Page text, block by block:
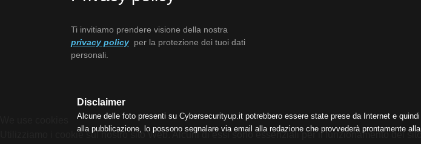
Ti invitiamo prendere visione della nostra
privacy policy per la protezione dei tuoi dati
personali.
Disclaimer
Alcune delle foto presenti su Cybersecurityup.it potrebbero essere state prese da Internet e
alla pubblicazione, lo possono segnalare via email alla redazione che provvederà prontamente
Utilizziamo i cookie sul nostro sito Web. Alcuni di essi sono essenziali per il funzionamento del